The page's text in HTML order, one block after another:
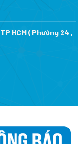
HCM ( Phường 24 ,